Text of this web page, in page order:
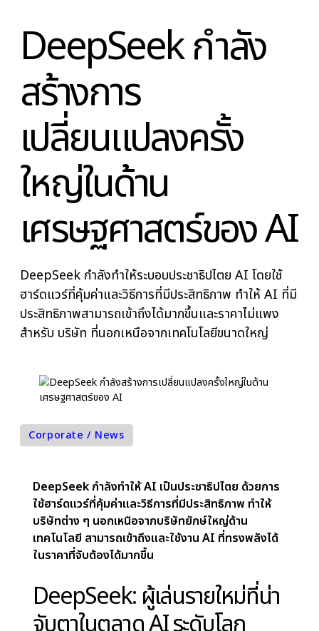
DeepSeek กำลัง
สร้างการ
เปลี่ยนแปลงครั้ง
ใหญ่ในด้าน
เศรษฐศาสตร์ของ
DeepSeek กำลังทำให้ระบอบประชาธิปไตย AI โดยใช้
ฮาร์ดแวร์ที่คุ้มค่าและวิธีการที่มีประสิทธิภาพ ทำให้ AI
สำหรับ บริษัท ที่นอกเหนือจากเทคโนโลยีขนาดใหญ่
Corporate / News